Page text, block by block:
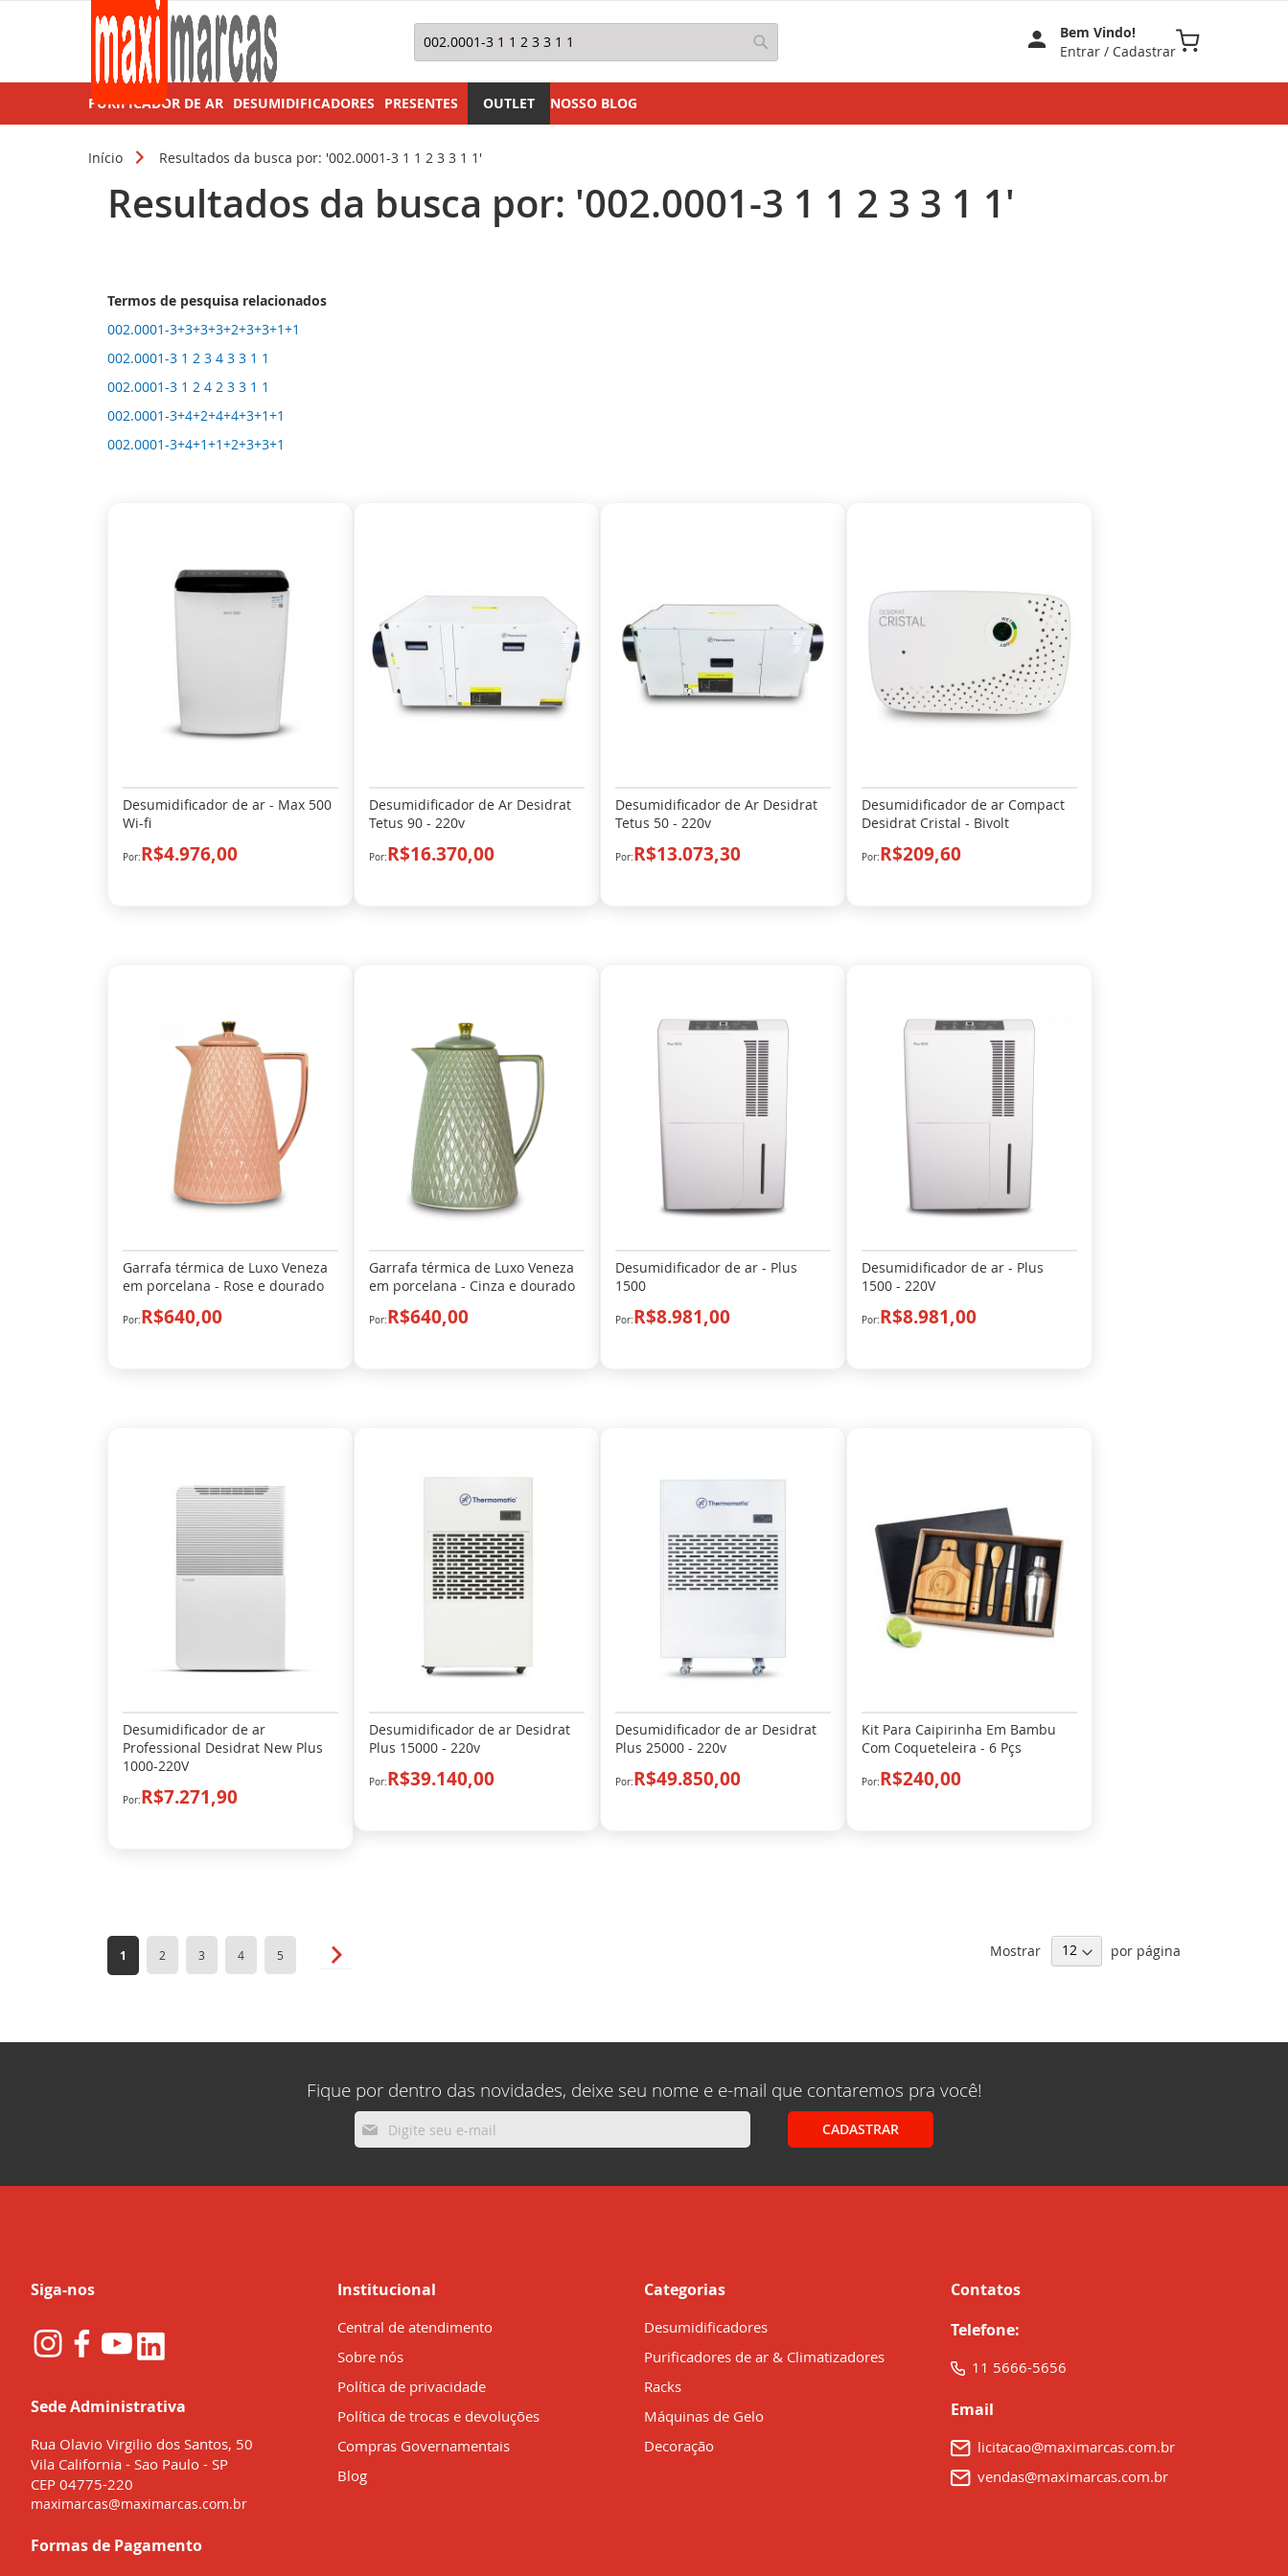
Pesquisa Pesquisa
Bem Vindo!
Entrar / Cadastrar
Meu Carrinho
PURIFICADOR DE AR DESUMIDIFICADORES PRESENTES OUTLET NOSSO BLOG
Início Resultados da busca por: '002.0001-3 1 1 2 3 3 1 1'
Resultados da busca por: '002.0001-3 1 1 2 3 3 1 1'
Termos de pesquisa relacionados
002.0001-3+3+3+3+2+3+3+1+1
002.0001-3 1 2 3 4 3 3 1 1
002.0001-3 1 2 4 2 3 3 1 1
002.0001-3+4+2+4+4+3+1+1
002.0001-3+4+1+1+2+3+3+1
Desumidificador de ar - Max 500
Wi-fi
R$4.976,00
Desumidificador de Ar Desidrat
Tetus 90 - 220v
R$16.370,00
Desumidificador de Ar Desidrat
Tetus 50 - 220v
R$13.073,30
Desumidificador de ar Compact
Desidrat Cristal - Bivolt
R$209,60
Garrafa térmica de Luxo Veneza
em porcelana - Rose e dourado
R$640,00
Garrafa térmica de Luxo Veneza
em porcelana - Cinza e dourado
R$640,00
Desumidificador de ar - Plus
1500
R$8.981,00
Desumidificador de ar - Plus
1500 - 220V
R$8.981,00
Desumidificador de ar
Professional Desidrat New Plus
1000-220V
R$7.271,90
Desumidificador de ar Desidrat
Plus 15000 - 220v
R$39.140,00
Desumidificador de ar Desidrat
Plus 25000 - 220v
R$49.850,00
Kit Para Caipirinha Em Bambu
Com Coqueteleira - 6 Pçs
R$240,00
Página
Você esta lendo a pagina
1 Página
2 Página
3 Página
4 Página
5 Mostrar por página
Fique por dentro das novidades, deixe seu nome e e-mail que contaremos pra você!
Inscreva-
se
CADASTRAR
Siga-nos
Sede Administrativa
Rua Olavio Virgilio dos Santos, 50
Vila California - Sao Paulo - SP
CEP 04775-220
maximarcas@maximarcas.com.br
Institucional
Central de atendimento
Sobre nós
Política de privacidade
Política de trocas e devoluções
Compras Governamentais
Blog
Categorias
Desumidificadores
Purificadores de ar & Climatizadores
Racks
Máquinas de Gelo
Decoração
Contatos
Telefone:
11 5666-5656
Email
licitacao@maximarcas.com.br
vendas@maximarcas.com.br
Formas de Pagamento